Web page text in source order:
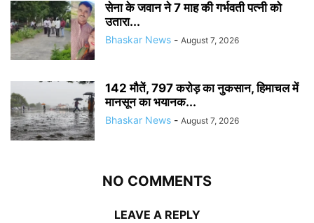
सेना के जवान ने 7 माह की गर्भवती पत्नी को
उतारा...
Bhaskar News - August 7, 2026
142 मौतें, 797 करोड़ का नुकसान, हिमाचल में
मानसून का भयानक...
Bhaskar News - August 7, 2026
NO COMMENTS
LEAVE A REPLY